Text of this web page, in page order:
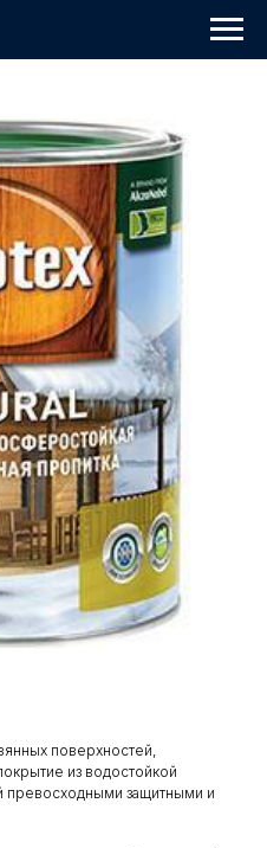
поверхностей,
из водостойкой
превосходными защитными и